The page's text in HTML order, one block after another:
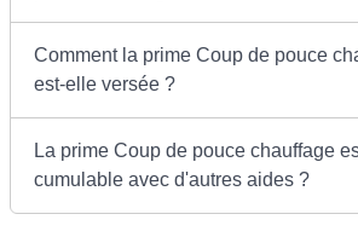
Comment la prime Coup de pouce
est-elle versée ?
La prime Coup de pouce chauffage
cumulable avec d'autres aides ?